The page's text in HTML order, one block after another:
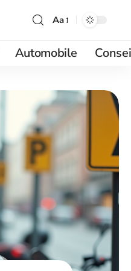
Aa
Automobile